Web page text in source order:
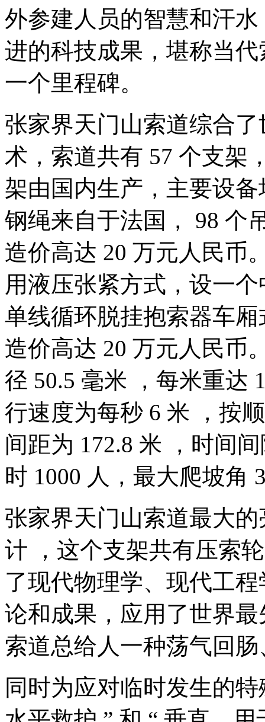
外参建人员的智慧和汗
进的科技成果，堪称当
一个里程碑。
张家界天门山索道综合
术，索道共有 57 个支架
架由国内生产，主要设
钢绳来自于法国， 98 个
造价高达 20 万元人民币
用液压张紧方式，设一
单线循环脱挂抱索器车
造价高达 20 万元人民币
径 50.5 毫米 ，每米重达
行速度为每秒 6 米 ，按
间距为 172.8 米 ，时间
时 1000 人，最大爬坡角
张家界天门山索道最大
计 ，这个支架共有压索
了现代物理学、现代工
论和成果，应用了世界
索道总给人一种荡气回
同时为应对临时发生的